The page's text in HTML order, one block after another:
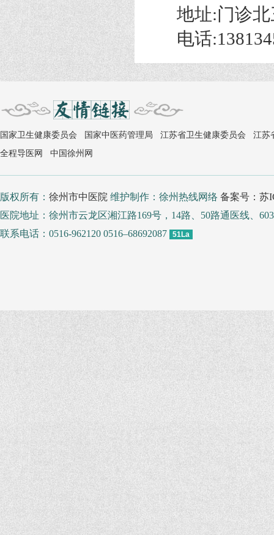
地址:门诊北
电话
国家卫生健康委员会 国家中医药管理局 江苏省卫生健康委员会
江苏
全程导医网
中国徐州网
版权所有： 徐州市中医院 维护制作：徐州热线网络 备案号：苏
医院地址：徐州市云龙区湘江路169号，14路、50路通医线、
联系电话：0516-962120 0516–68692087
51La